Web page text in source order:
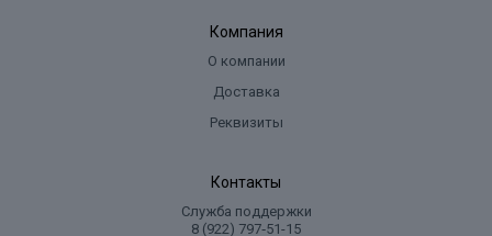
Компания
О компании
Доставка
Реквизиты
Контакты
Служба поддержки
8 (922) 797‑51-15